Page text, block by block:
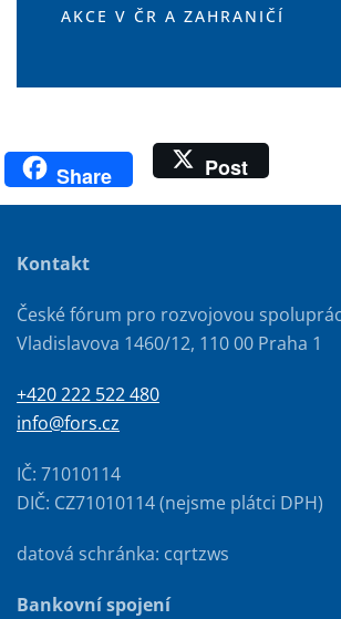
AKCE V ČR A ZAHRANIČÍ
Share Post
Kontakt
České fórum pro rozvojovou
Vladislavova 1460/12, 110 00 Praha 1
+420 222 522 480
info@fors.cz
IČ: 71010114
DIČ: CZ71010114 (nejsme plátci DPH)
datová schránka: cqrtzws
Bankovní spojení